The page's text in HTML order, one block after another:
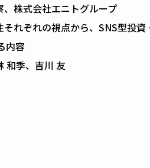
株式会社エニトグループ
れぞれの視点から、SNS型投
内容
和季、吉川 友